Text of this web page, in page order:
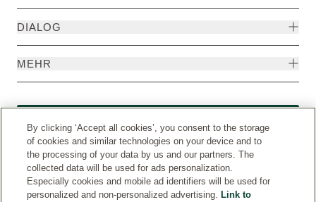
DIALOG
MEHR
By clicking ‘Accept all cookies’, you consent to the storage
of cookies and similar technologies on your device and to
the processing of your data by us and our partners. The
collected data will be used for ads personalization.
Especially cookies and mobile ad identifiers will be used for
personalized and non-personalized advertising. Link to